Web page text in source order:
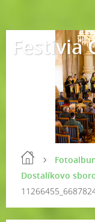
Festivia
Dostalíkovo